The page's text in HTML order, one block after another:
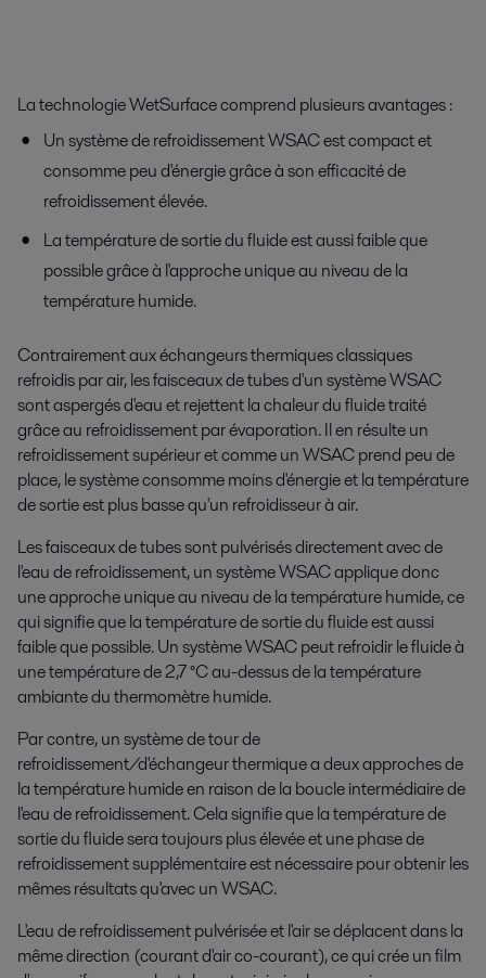
La technologie WetSurface comprend plusieurs avantages :
Un système de refroidissement WSAC est compact et
consomme peu d'énergie grâce à son efficacité de
refroidissement élevée.
La température de sortie du fluide est aussi faible que
possible grâce à l'approche unique au niveau de la
température humide.
Contrairement aux échangeurs thermiques classiques
refroidis par air, les faisceaux de tubes d'un système WSAC
sont aspergés d'eau et rejettent la chaleur du fluide traité
grâce au refroidissement par évaporation. Il en résulte un
refroidissement supérieur et comme un WSAC prend peu de
place, le système consomme moins d'énergie et la température
de sortie est plus basse qu'un refroidisseur à air.
Les faisceaux de tubes sont pulvérisés directement avec de
l'eau de refroidissement, un système WSAC applique donc
une approche unique au niveau de la température humide, ce
qui signifie que la température de sortie du fluide est aussi
faible que possible. Un système WSAC peut refroidir le fluide à
une température de 2,7 °C au-dessus de la température
ambiante du thermomètre humide.
Par contre, un système de tour de
refroidissement/d'échangeur thermique a deux approches de
la température humide en raison de la boucle intermédiaire de
l'eau de refroidissement. Cela signifie que la température de
sortie du fluide sera toujours plus élevée et une phase de
refroidissement supplémentaire est nécessaire pour obtenir les
mêmes résultats qu'avec un WSAC.
L'eau de refroidissement pulvérisée et l'air se déplacent dans la
même direction (courant d'air co-courant), ce qui crée un film